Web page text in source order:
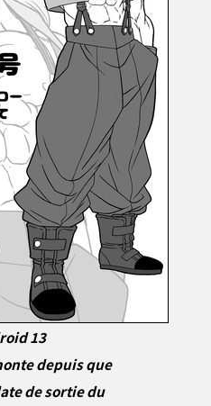
DE ES
13
depuis que
de sortie du